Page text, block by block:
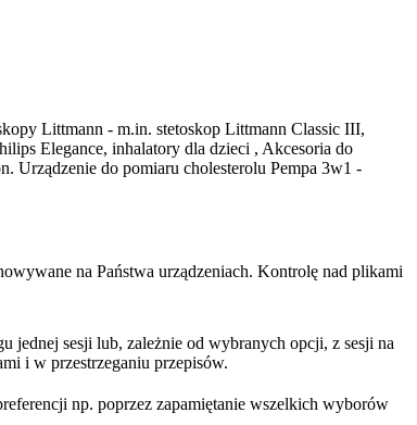
Littmann - m.in. stetoskop Littmann Classic III,
Elegance, inhalatory dla dzieci , Akcesoria do
Urządzenie do pomiaru cholesterolu Pempa 3w1 -
na Państwa urządzeniach. Kontrolę nad plikami
jednej sesji lub, zależnie od wybranych opcji, z sesji na
i w przestrzeganiu przepisów.
np. poprzez zapamiętanie wszelkich wyborów